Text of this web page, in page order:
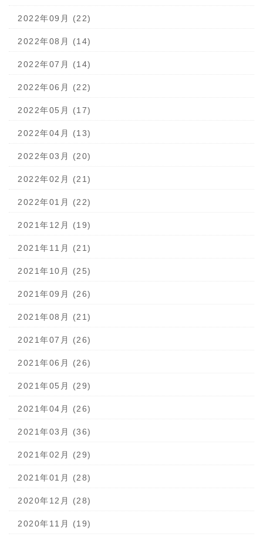
2022年09月 (22)
2022年08月 (14)
2022年07月 (14)
2022年06月 (22)
2022年05月 (17)
2022年04月 (13)
2022年03月 (20)
2022年02月 (21)
2022年01月 (22)
2021年12月 (19)
2021年11月 (21)
2021年10月 (25)
2021年09月 (26)
2021年08月 (21)
2021年07月 (26)
2021年06月 (26)
2021年05月 (29)
2021年04月 (26)
2021年03月 (36)
2021年02月 (29)
2021年01月 (28)
2020年12月 (28)
2020年11月 (19)